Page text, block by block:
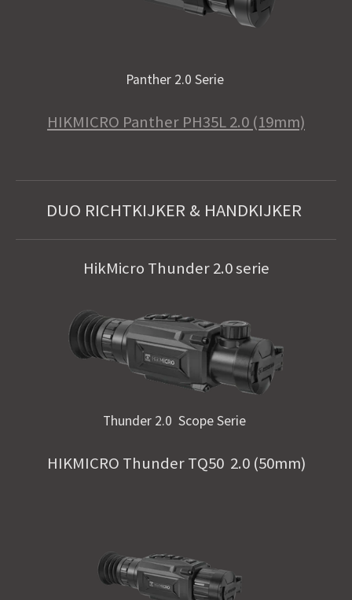
Panther 2.0 Serie
HIKMICRO Panther PH35L 2.0 (19mm)
DUO RICHTKIJKER & HANDKIJKER
HikMicro Thunder 2.0 serie
Thunder 2.0 Scope Serie
HIKMICRO Thunder TQ50 2.0 (50mm)